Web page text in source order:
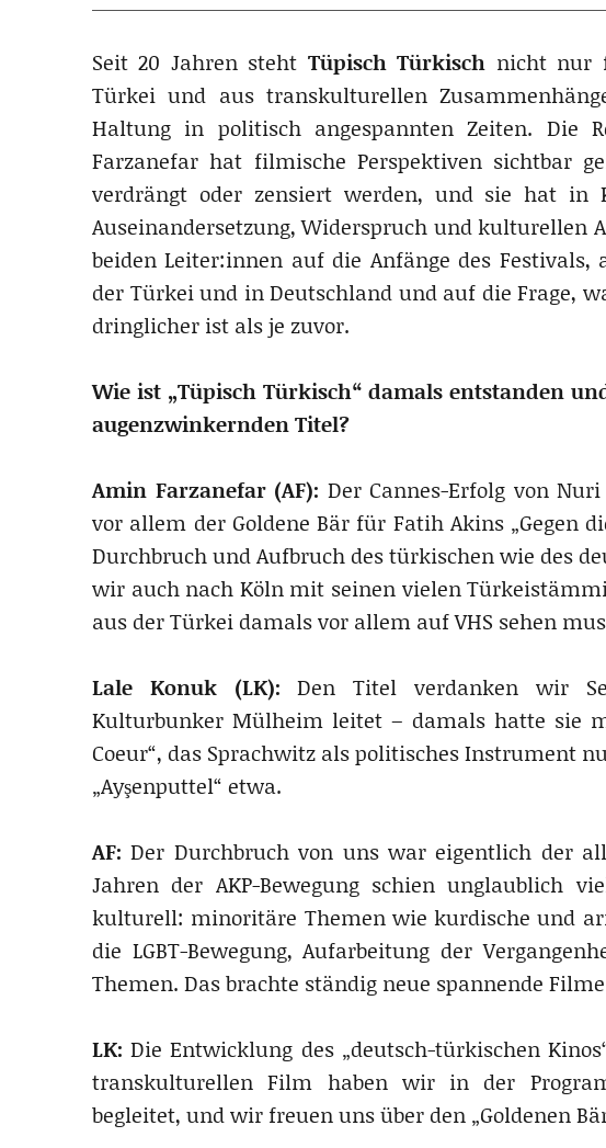
Seit 20 Jahren steht Tüpisch Türkisch nicht nur
Türkei und aus transkulturellen
Haltung in politisch angespannten Zeiten. Die
Farzanefar hat filmische Perspektiven sichtbar
verdrängt oder zensiert werden, und sie hat in
Auseinandersetzung, Widerspruch und kulturellen
beiden Leiter:innen auf die Anfänge des
der Türkei und in Deutschland und auf die Frage,
dringlicher ist als je zuvor.
Wie ist „Tüpisch Türkisch“ damals entstanden
augenzwinkernden Titel?
Amin Farzanefar (AF): Der Cannes-Erfolg von
vor allem der Goldene Bär für Fatih Akins „Gegen
Durchbruch und Aufbruch des türkischen wie des
wir auch nach Köln mit seinen vielen
aus der Türkei damals vor allem auf VHS sehen
Lale Konuk (LK):Den Titel verdanken wir
Kulturbunker Mülheim leitet – damals hatte sie
Coeur“, das Sprachwitz als politisches Instrument
„Ayşenputtel“ etwa.
AF:Der Durchbruch von uns war eigentlich der
Jahren der AKP-Bewegung schien unglaublich
kulturell: minoritäre Themen wie kurdische und
die LGBT-Bewegung, Aufarbeitung der
Themen. Das brachte ständig neue spannende
LK:Die Entwicklung des „deutsch-türkischen
transkulturellen Film haben wir in der
begleitet, und wir freuen uns über den „Goldenen